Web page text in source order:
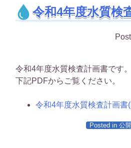
令和4年度水質検
令和4年度水質検査計画書です。
下記PDFからご覧ください。
令和4年度水質検査計画
Posted in 公